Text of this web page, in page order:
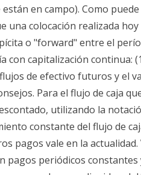
en campo). Como
una colocación realizada
o "forward" entre el
con capitalización continua:
de efectivo futuros y el
Para el flujo de caja
utilizando la
constante del flujo de
pagos vale en la
pagos periódicos